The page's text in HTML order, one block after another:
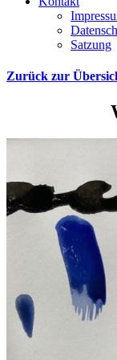
Satzung
Zurück zur